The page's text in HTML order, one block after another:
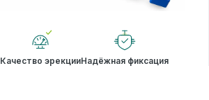
Качество эрекцииНадёжная фиксация